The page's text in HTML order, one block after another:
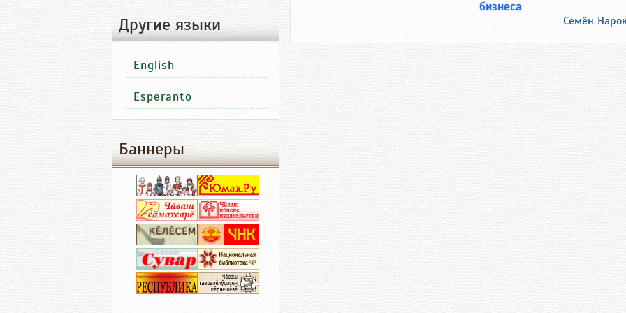
бизнеса
Семён
Другие языки
English
Esperanto
Баннеры